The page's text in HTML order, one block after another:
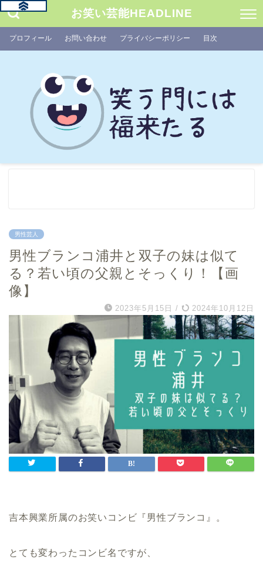
お笑い芸能HEADLINE
プロフィール お問い合わせ プライバシーポリシー 目次
男性芸人
男性ブランコ浦井と双子の妹は似て
る？若い頃の父親とそっくり！【画
像】
2023年5月15日 / 2024年10月12日
吉本興業所属のお笑いコンビ『男性ブランコ』。
とても変わったコンビ名ですが、